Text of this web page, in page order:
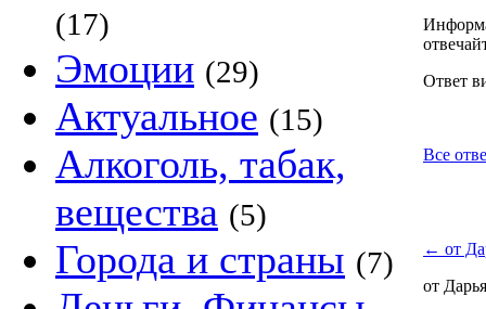
(17)
Эмоции (29)
Актуальное (15)
Алкоголь, табак,
вещества (5)
Города и страны (7)
Ответ
Все
← от
от